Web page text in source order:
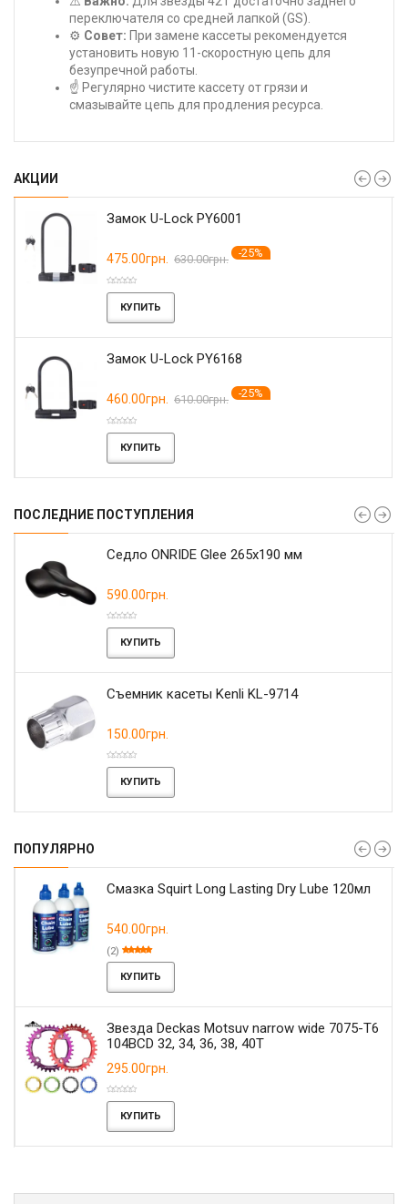
переключателя со средней лапкой (GS).
⚙️ Совет: При замене кассеты рекомендуется
установить новую 11-скоростную цепь для
безупречной работы.
☝️ Регулярно чистите кассету от грязи и
смазывайте цепь для продления ресурса.
АКЦИИ
Замок U-Lock PY6001
475.00грн. 630.00грн. -25%
КУПИТЬ
Замок U-Lock PY6168
460.00грн. 610.00грн. -25%
КУПИТЬ
ПОСЛЕДНИЕ ПОСТУПЛЕНИЯ
Седло ONRIDE Glee 265x190 мм
590.00грн.
КУПИТЬ
Съемник касеты Kenli KL-9714
150.00грн.
КУПИТЬ
ПОПУЛЯРНО
Смазка Squirt Long Lasting Dry Lube 120мл
540.00грн.
(2)
КУПИТЬ
Звезда Deckas Motsuv narrow wide 7075-T6
104BCD 32, 34, 36, 38, 40T
295.00грн.
КУПИТЬ